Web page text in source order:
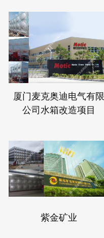
厦门麦克奥迪电气有限
公司水箱改造项目
紫金矿业